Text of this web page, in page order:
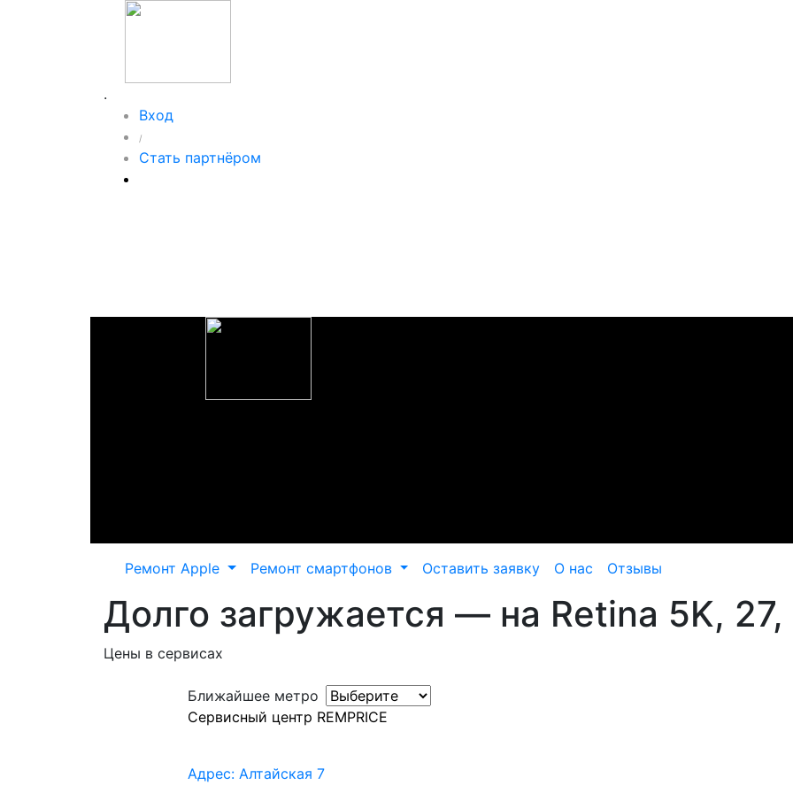
.
Вход
/
Стать партнёром
Ремонт Apple Ремонт смартфонов Оставить заявку О нас Отзывы
Долго загружается — на Retina 5K,
Цены в сервисах
Ближайшее метро
Сервисный центр REMPRICE
Адрес: Алтайская 7